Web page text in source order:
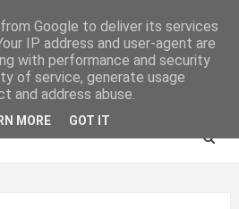
Google to deliver its services
IP address and user-agent are
with performance and security
of service, generate usage
and address abuse.
MORE GOT IT